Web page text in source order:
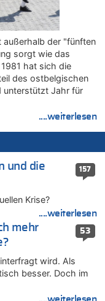
von Sinnen zu
steckt hinter den
und gewinnt
steckt hinter den
70-Jähriger gefasst
zu
steckt hinter den
steckt hinter den
Eimerscheid zu
steckt hinter den
außerhalb der "fünften
sorgt wie das
hat sich die
des ostbelgischen
unterstützt Jahr für
....weiterlesen
157
und die
Krise?
....weiterlesen
53
mehr
wird. Als
besser. Doch im